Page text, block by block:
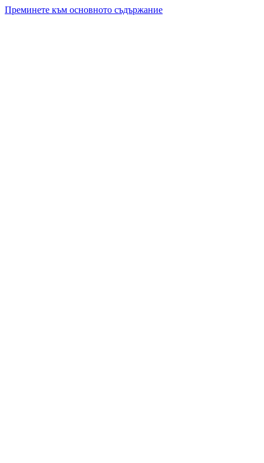
Преминете към основното съдържание